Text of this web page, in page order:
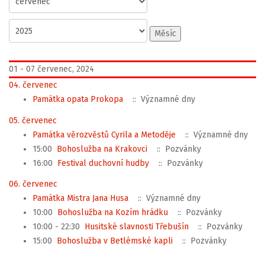
Měsíc
01 - 07 červenec, 2024
04. červenec
Památka opata Prokopa
:: Významné dny
05. červenec
Památka věrozvěstů Cyrila a Metoděje
:: Významné dny
15:00 Bohoslužba na Krakovci
:: Pozvánky
16:00 Festival duchovní hudby :: Pozvánky
06. červenec
Památka Mistra Jana Husa
:: Významné dny
10:00 Bohoslužba na Kozím hrádku
:: Pozvánky
10:00 - 22:30 Husitské slavnosti Třebušín
:: Pozvánky
15:00 Bohoslužba v Betlémské kapli :: Pozvánky